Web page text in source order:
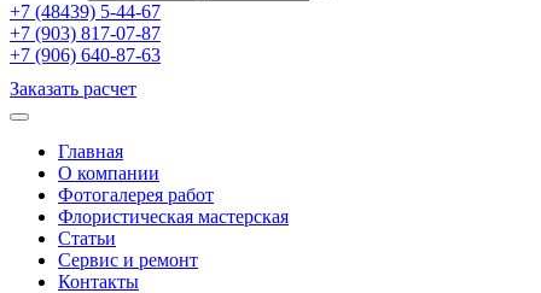
+7 (48439) 5-44-67
+7 (903) 817-07-87
+7 (906) 640-87-63
Заказать расчет
Главная
О компании
Фотогалерея работ
Флористическая мастерская
Статьи
Сервис и ремонт
Контакты